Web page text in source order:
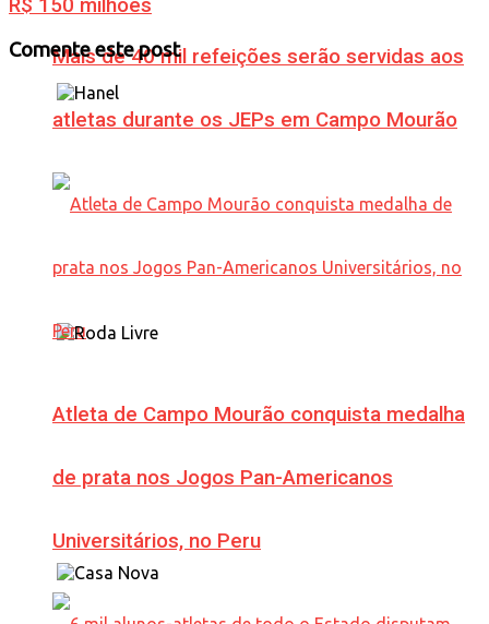
Mais de 40 mil refeições serão servidas aos
atletas durante os JEPs em Campo Mourão
Atleta de Campo Mourão conquista medalha
de prata nos Jogos Pan-Americanos
Universitários, no Peru
R$ 150 milhões
Comente este post